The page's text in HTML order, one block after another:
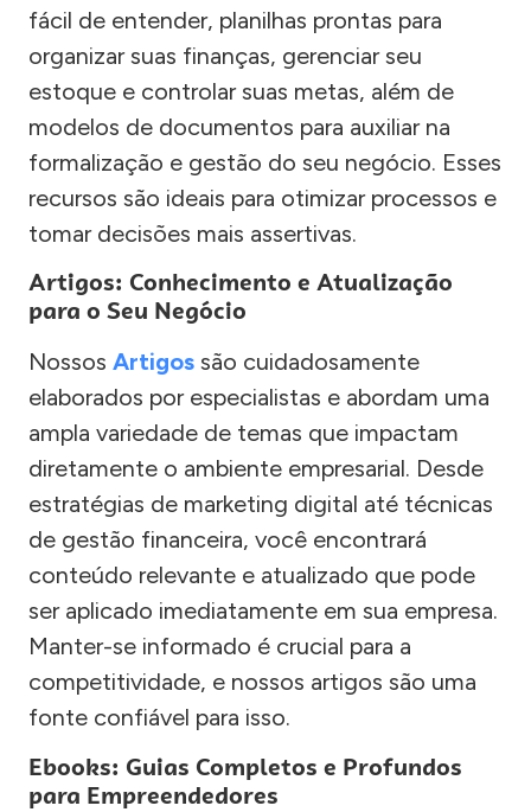
fácil de entender, planilhas prontas para
organizar suas finanças, gerenciar seu
estoque e controlar suas metas, além de
modelos de documentos para auxiliar na
formalização e gestão do seu negócio. Esses
recursos são ideais para otimizar processos e
tomar decisões mais assertivas.
Artigos: Conhecimento e Atualização
para o Seu Negócio
Nossos Artigos são cuidadosamente
elaborados por especialistas e abordam uma
ampla variedade de temas que impactam
diretamente o ambiente empresarial. Desde
estratégias de marketing digital até técnicas
de gestão financeira, você encontrará
conteúdo relevante e atualizado que pode
ser aplicado imediatamente em sua empresa.
Manter-se informado é crucial para a
competitividade, e nossos artigos são uma
fonte confiável para isso.
Ebooks: Guias Completos e Profundos
para Empreendedores